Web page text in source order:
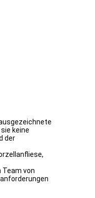
keine
der
Team von